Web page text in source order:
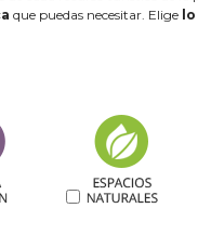
que puedas necesitar. Elige